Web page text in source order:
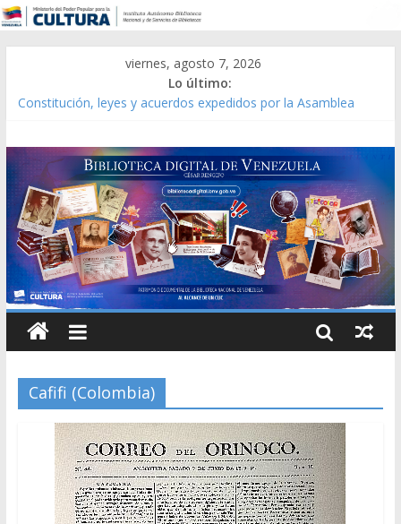
viernes, agosto 7, 2026
Lo último:
Constitución, leyes y acuerdos expedidos por la Asamblea
Modesta Bor Sánchez [material gráfico]
Gaceta Oficial de la República de Venezuela año CXXXIII Mes V,
Caracas 09 de marzo de 2006 N° 38.394
Catálogo temático de obras de Modesta Bor
Cafifi (Colombia)